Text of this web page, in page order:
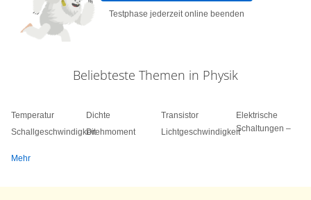
Testphase jederzeit online beenden
Beliebteste Themen in Physik
Temperatur
Schallgeschwindigkeit
Dichte
Drehmoment
Transistor
Lichtgeschwindigkeit
Elektrische
Schaltungen –
Mehr